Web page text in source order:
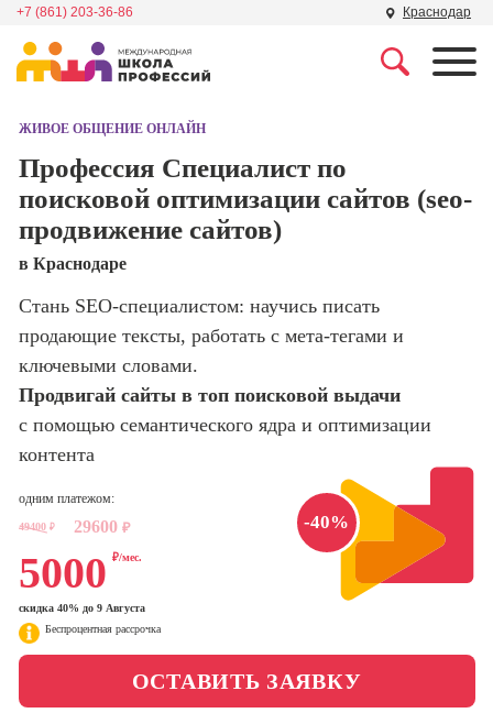
+7 (861) 203-36-86 Краснодар
Школа дизайна
Школа нейросетей и
программирования
Школа психологии
Школа актерского
мастерства
Фотошкола
Школа медиа
Онлайн-обучение
оптимизации
Профессия
Интернет-
Профессия
маркетингу в
сетях (SMM-
менеджер)
Профессия
Специалист по
таргетингу
Курсы
ЖИВОЕ ОБЩЕНИЕ ОНЛАЙН
Профессия Специалист по
поисковой оптимизации сайтов (seo-
продвижение сайтов)
в Краснодаре
Стань SEO-специалистом: научись писать
продающие тексты, работать с мета-тегами и
ключевыми словами.
Продвигай сайты в топ поисковой выдачи
с помощью семантического ядра и оптимизации
контента
-40%
одним платежом:
49400 ₽ 29600 ₽
5000 ₽/мес.
скидка 40% до 9 Августа
Беспроцентная рассрочка
ОСТАВИТЬ ЗАЯВКУ